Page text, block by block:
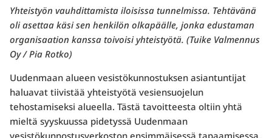
Yhteistyön vauhdittamista iloisissa tunnelmissa. Tehtävänä
oli asettaa käsi sen henkilön olkapäälle, jonka edustaman
organisaation kanssa toivoisi yhteistyötä. (Tuike Valmennus
Oy / Pia Rotko)
Uudenmaan alueen vesistökunnostuksen asiantuntijat
haluavat tiivistää yhteistyötä vesiensuojelun
tehostamiseksi alueella. Tästä tavoitteesta oltiin yhtä
mieltä syyskuussa pidetyssä Uudenmaan